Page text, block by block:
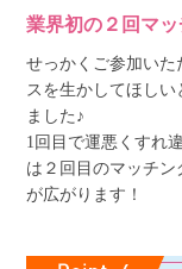
業界初の２回マ
せっかくご参加い
スを生かしてほし
ました♪
1回目で運悪くすれ
は２回目のマッチ
が広がります！